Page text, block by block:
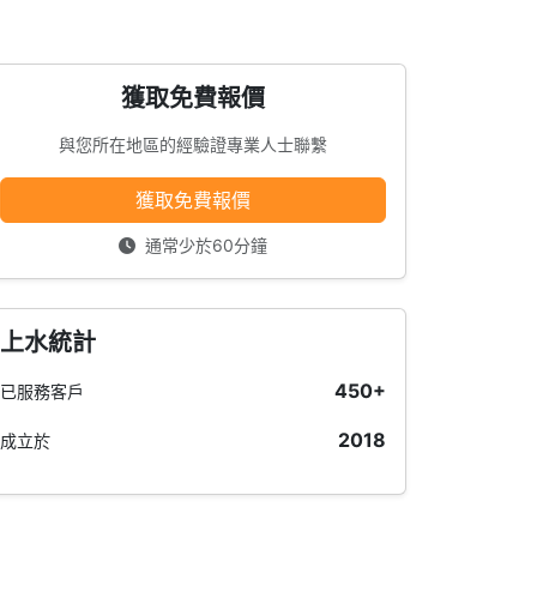
獲取免費報價
與您所在地區的經驗證專業人士聯繫
獲取免費報價
通常少於60分鐘
上水統計
已服務客戶 450+
成立於 2018